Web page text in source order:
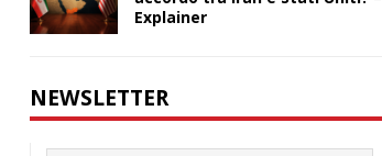
Explainer
NEWSLETTER